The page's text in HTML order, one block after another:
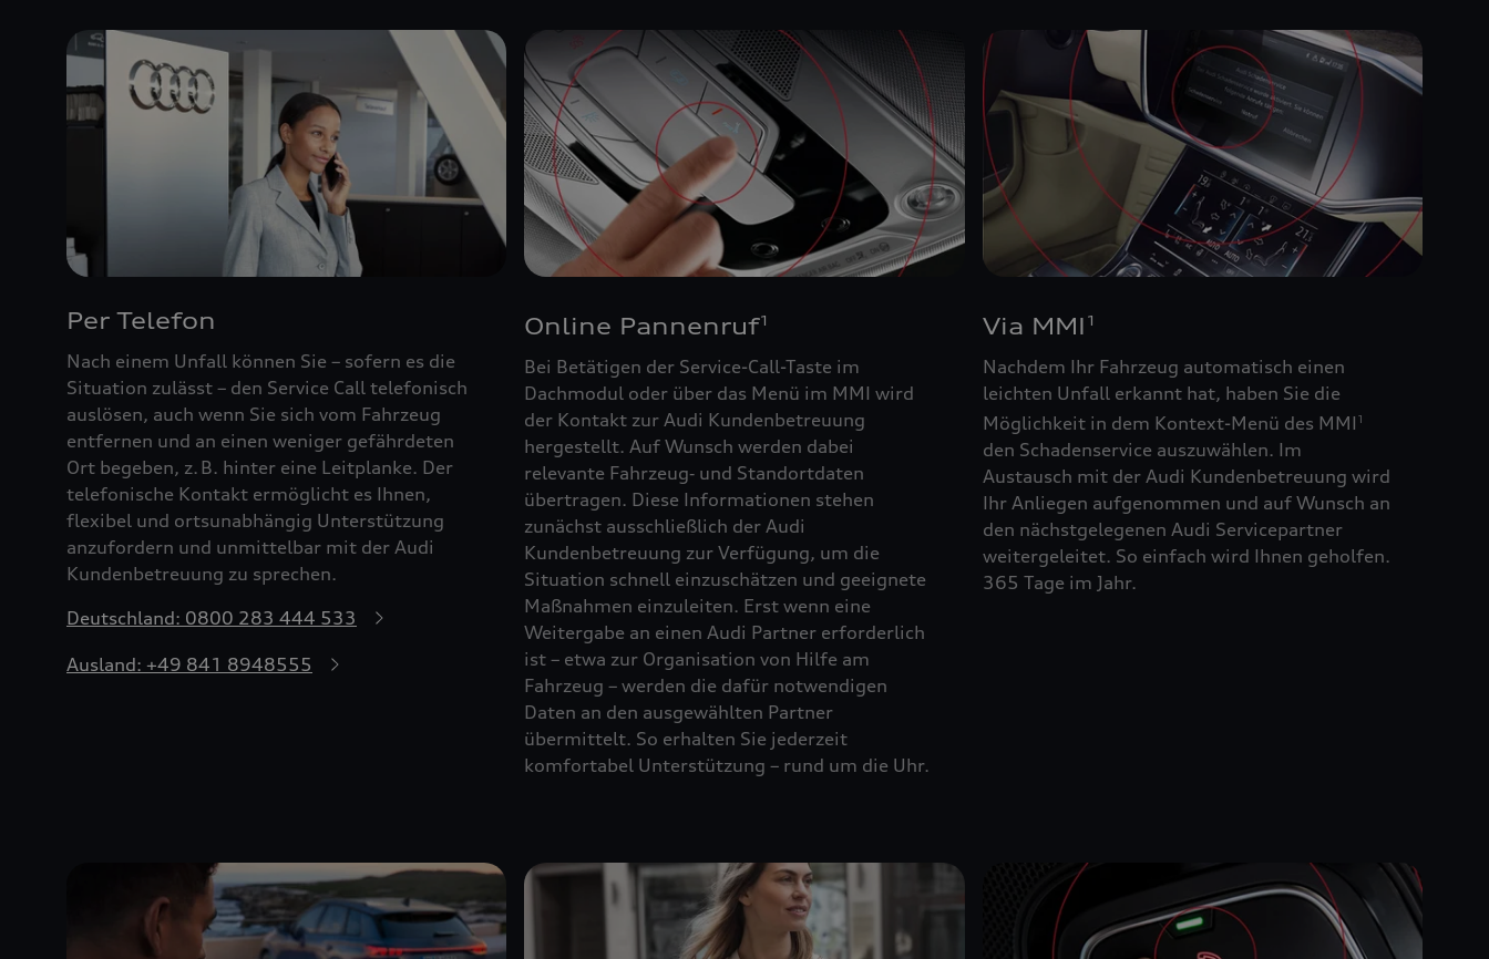
Per Telefon
Nach einem Unfall können Sie – sofern es die
Situation zulässt – den Service Call telefonisch
auslösen, auch wenn Sie sich vom Fahrzeug
entfernen und an einen weniger gefährdeten
Ort begeben, z. B. hinter eine Leitplanke. Der
telefonische Kontakt ermöglicht es Ihnen,
flexibel und ortsunabhängig Unterstützung
anzufordern und unmittelbar mit der Audi
Kundenbetreuung zu sprechen.
Deutschland: 0800 283 444 533
Ausland: +49 841 8948555
Online Pannenruf1
Bei Betätigen der Service-Call-Taste im
Dachmodul oder über das Menü im MMI wird
der Kontakt zur Audi Kundenbetreuung
hergestellt. Auf Wunsch werden dabei
relevante Fahrzeug‑ und Standortdaten
übertragen. Diese Informationen stehen
zunächst ausschließlich der Audi
Kundenbetreuung zur Verfügung, um die
Situation schnell einzuschätzen und geeignete
Maßnahmen einzuleiten. Erst wenn eine
Weitergabe an einen Audi Partner erforderlich
ist – etwa zur Organisation von Hilfe am
Fahrzeug – werden die dafür notwendigen
Daten an den ausgewählten Partner
übermittelt. So erhalten Sie jederzeit
komfortabel Unterstützung – rund um die Uhr.
Via MMI 1
Nachdem Ihr Fahrzeug automatisch einen
leichten Unfall erkannt hat, haben Sie die
Möglichkeit in dem Kontext-Menü des MMI 1
den Schadenservice auszuwählen. Im
Austausch mit der Audi Kundenbetreuung wird
Ihr Anliegen aufgenommen und auf Wunsch an
den nächstgelegenen Audi Servicepartner
weitergeleitet. So einfach wird Ihnen geholfen.
365 Tage im Jahr.